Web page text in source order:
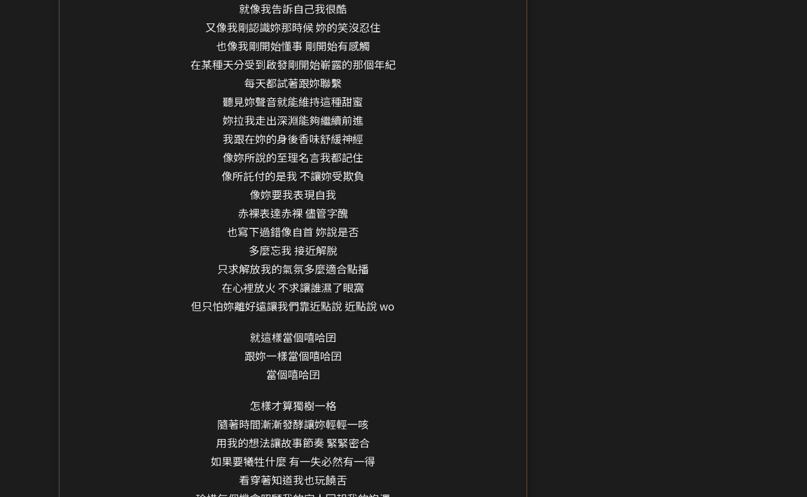
就像我告訴自己我很酷
又像我剛認識妳那時候 妳的笑沒忍住
也像我剛開始懂事 剛開始有感觸
在某種天分受到啟發剛開始嶄露的那個年紀
每天都試著跟妳聯繫
聽見妳聲音就能維持這種甜蜜
妳拉我走出深淵能夠繼續前進
我跟在妳的身後香味舒緩神經
像妳所說的至理名言我都記住
像所託付的是我 不讓妳受欺負
像妳要我表現自我
赤裸表達赤裸 儘管字醜
也寫下過錯像自首 妳說是否
多麼忘我 接近解脫
只求解放我的氣氛多麼適合點播
在心裡放火 不求讓誰濕了眼窩
但只怕妳離好遠讓我們靠近點說 近點說 wo
就這樣當個嘻哈囝
跟妳一樣當個嘻哈囝
當個嘻哈囝
怎樣才算獨樹一格
隨著時間漸漸發酵讓妳輕輕一咳
用我的想法讓故事節奏 緊緊密合
如果要犧牲什麼 有一失必然有一得
看穿著知道我也玩饒舌